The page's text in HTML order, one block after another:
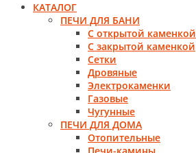
КАТАЛОГ
ПЕЧИ ДЛЯ БАНИ
С открытой каменкой
С закрытой каменкой
Сетки
Дровяные
Электрокаменки
Газовые
Чугунные
ПЕЧИ ДЛЯ ДОМА
Отопительные